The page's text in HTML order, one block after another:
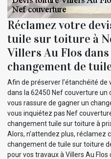
Réclamez votre
tuile sur toiture à
Villers Au Flos
changement de
Afin de préserver l’étanchéité de
dans la 62450 Nef couverture un
vous rassure de gagner un
vous inquiétez pas Nef
changement tuile sur toiture à
Alors, n’attendez plus, réclamez
changement de tuile sur toiture
pour vos travaux à Villers Au Flos